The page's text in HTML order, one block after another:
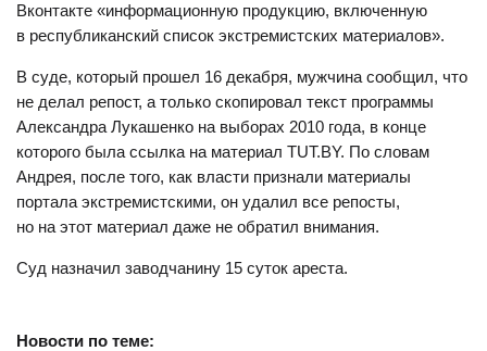
Вконтакте «информационную продукцию, включенную
в республиканский список экстремистских материалов».
В суде, который прошел 16 декабря, мужчина сообщил, что
не делал репост, а только скопировал текст программы
Александра Лукашенко на выборах 2010 года, в конце
которого была ссылка на материал TUT.BY. По словам
Андрея, после того, как власти признали материалы
портала экстремистскими, он удалил все репосты,
но на этот материал даже не обратил внимания.
Суд назначил заводчанину 15 суток ареста.
Новости по теме: